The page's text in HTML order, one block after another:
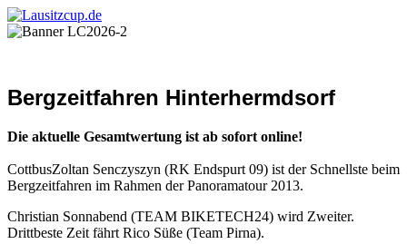
Bergzeitfahren Hinterhermdsorf
Die aktuelle Gesamtwertung ist ab sofort online!
CottbusZoltan Senczyszyn (RK Endspurt 09) ist der Schnellste beim
Bergzeitfahren im Rahmen der Panoramatour 2013.
Christian Sonnabend (TEAM BIKETECH24) wird Zweiter.
Drittbeste Zeit fährt Rico Süße (Team Pirna).